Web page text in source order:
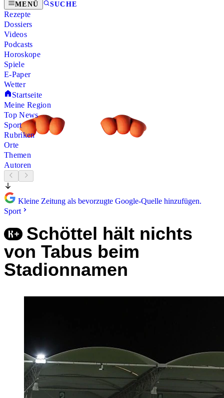
MENÜ SUCHE
Rezepte
Dossiers
Videos
Podcasts
Horoskope
Spiele
E-Paper
Wetter
Startseite
Meine Region
Top News
Sport
Rubriken
Orte
Themen
Autoren
Kleine Zeitung als bevorzugte Google-Quelle hinzufügen.
Sport
Schöttel hält nichts
von Tabus beim
Stadionnamen